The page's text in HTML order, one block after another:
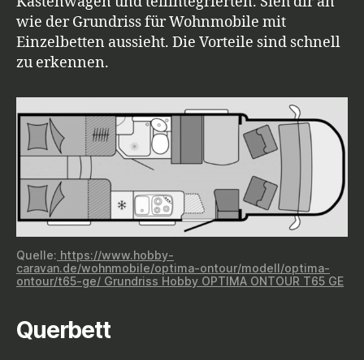
wie der Grundriss für Wohnmobile mit
Einzelbetten aussieht. Die Vorteile sind schnell
zu erkennen.
Quelle: https://www.hobby-
caravan.de/wohnmobile/optima-ontour/modell/optima-
ontour/t65-ge/ Grundriss Hobby OPTIMA ONTOUR T65 GE
Querbett